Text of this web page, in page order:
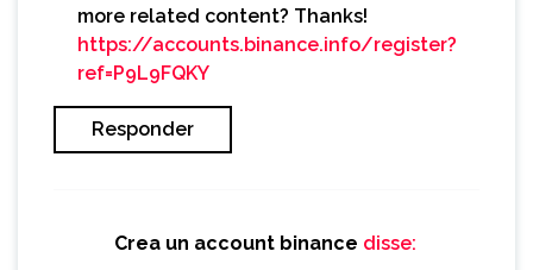
more related content? Thanks!
https://accounts.binance.info/register?
ref=P9L9FQKY
Responder
Crea un account binance disse: